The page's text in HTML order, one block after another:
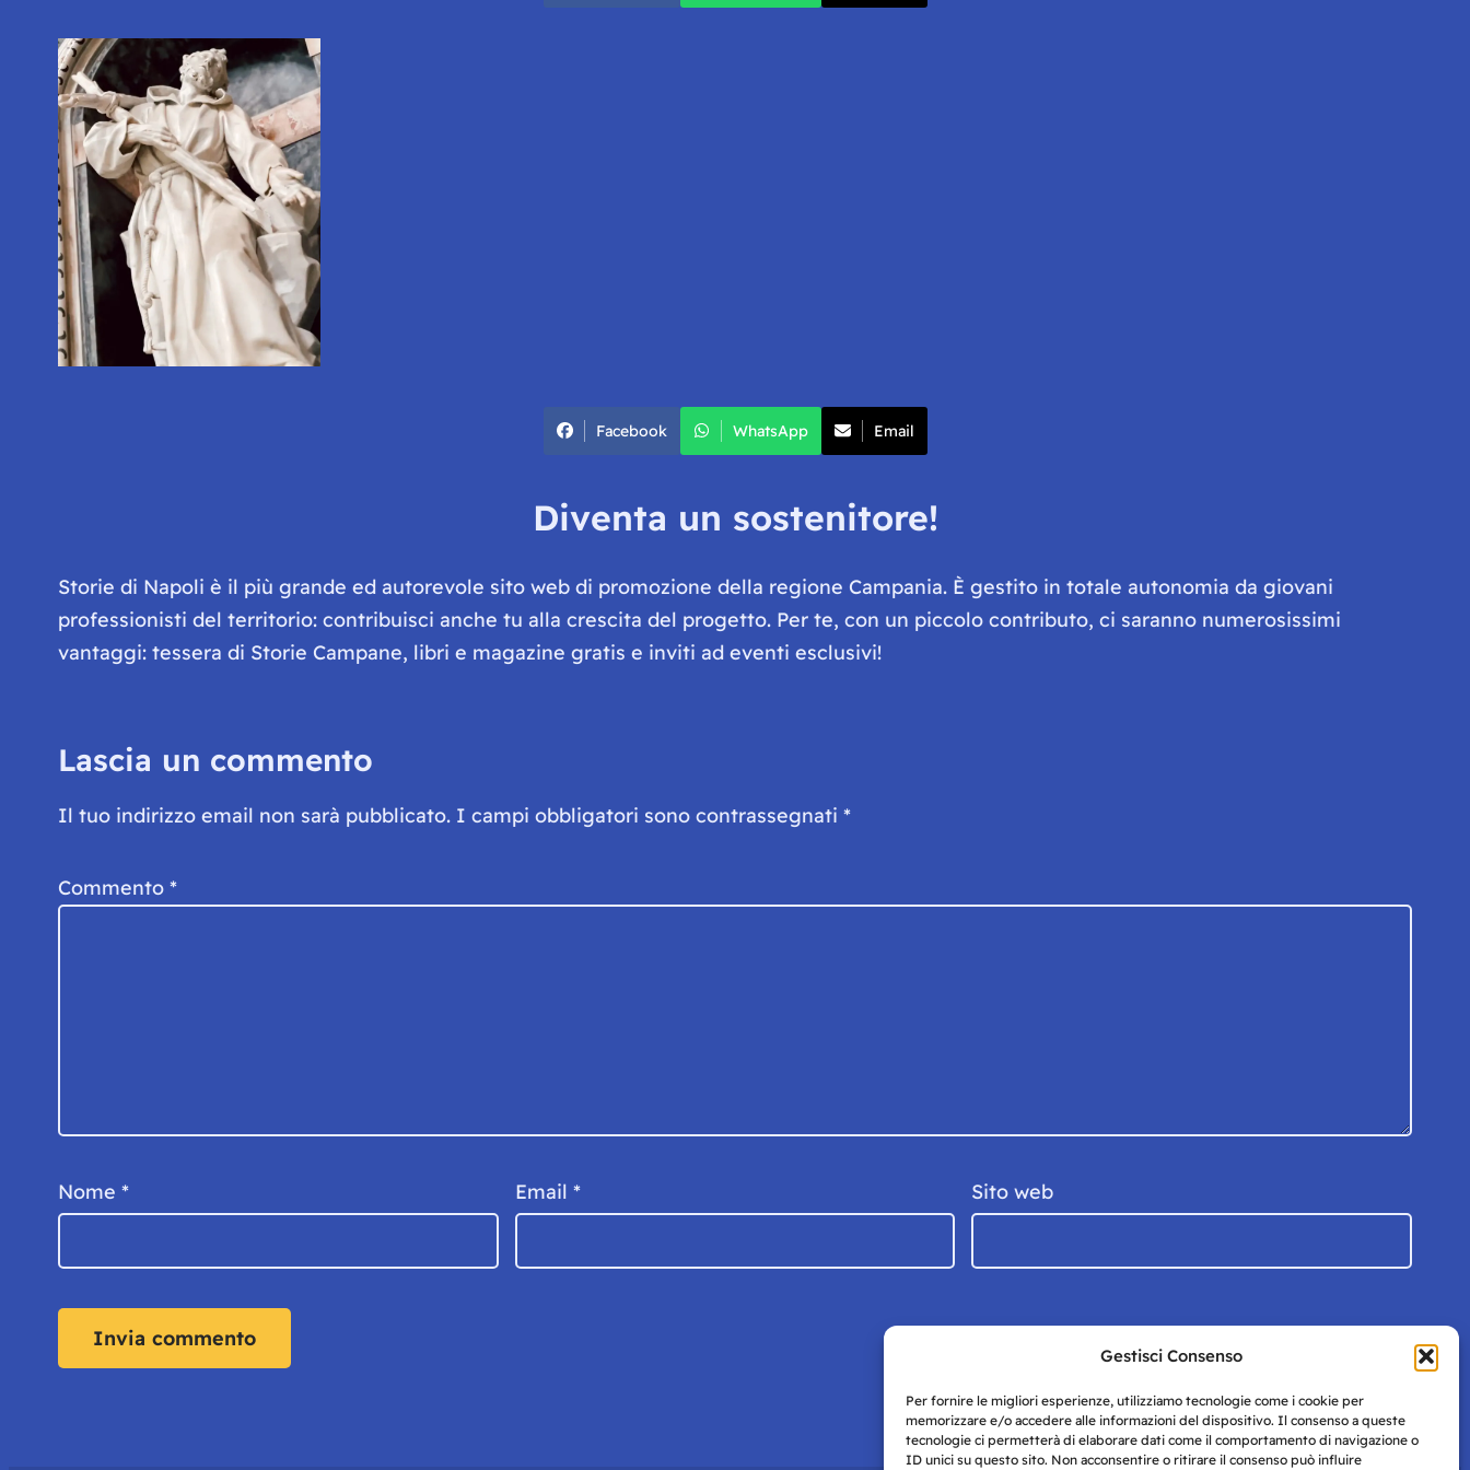
Gestisci Consenso
Per fornire le migliori esperienze, utilizziamo tecnologie come i cookie per
memorizzare e/o accedere alle informazioni del dispositivo. Il consenso a queste
tecnologie ci permetterà di elaborare dati come il comportamento di navigazione o
ID unici su questo sito. Non acconsentire o ritirare il consenso può influire
Facebook WhatsApp Email
Diventa un sostenitore!
Storie di Napoli è il più grande ed autorevole sito web di promozione della regione Campania. È gestito in totale autonomia da giovani
professionisti del territorio: contribuisci anche tu alla crescita del progetto. Per te, con un piccolo contributo, ci saranno numerosissimi
vantaggi: tessera di Storie Campane, libri e magazine gratis e inviti ad eventi esclusivi!
Lascia un commento
Il tuo indirizzo email non sarà pubblicato. I campi obbligatori sono contrassegnati *
Commento *
Nome * Email * Sito web